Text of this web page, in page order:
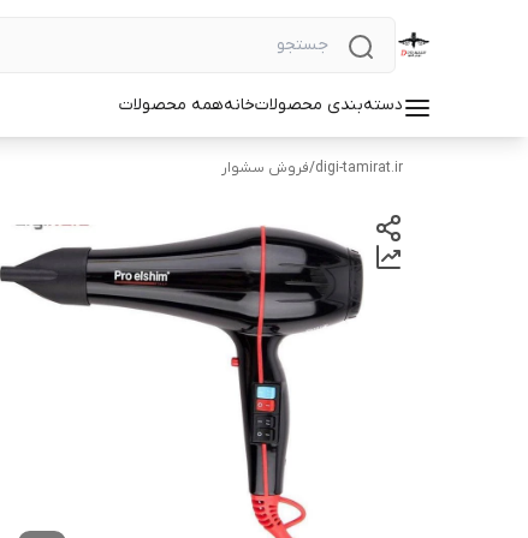
دسته‌بندی محصولاتخانههمه محصولات
digi-tamirat.ir
/فروش سشوار